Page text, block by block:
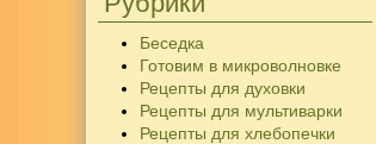
Беседка
Готовим в микроволновке
Рецепты для духовки
Рецепты для мультиварки
Рецепты для хлебопечки